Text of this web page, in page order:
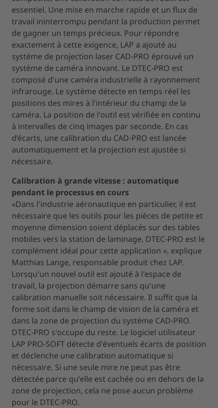
essentiel. Une mise en marche rapide et un flux de
travail ininterrompu pendant la production permet
de gagner un temps précieux. Pour répondre
exactement à cette exigence, LAP a ajouté au
système de projection laser CAD-PRO éprouvé un
système de caméra innovant. Le DTEC-PRO est
composé d'une caméra industrielle à rayonnement
infrarouge. Le système détecte en temps réel les
positions des mires à l'intérieur du champ de la
caméra. La position de l'outil est vérifiée en continu
à intervalles de cinq images par seconde. En cas
d’écarts, une calibration du CAD-PRO est lancée
automatiquement et la projection est ajustée si
nécessaire.
Calibration à grande vitesse : automatique
pendant le processus en cours
«Dans l'industrie aéronautique en particulier, il est
nécessaire que les outils pour les pièces de petite et
moyenne dimension soient déplacés sur des tables
mobiles vers la station de laminage. DTEC-PRO est le
complément idéal pour cette application », explique
Matthias Lange, responsable produit chez LAP.
Lorsqu'un nouvel outil est ajouté à l'espace de
travail, la projection démarre sans qu'une
calibration manuelle soit nécessaire. Il suffit que la
forme soit dans le champ de vision de la caméra et
dans la zone de projection du système CAD-PRO.
DTEC-PRO s'occupe du reste. Le logiciel utilisateur
LAP PRO-SOFT détecte d'éventuels écarts de position
et déclenche une calibration automatique si
nécessaire. Si une seule mire ne peut pas être
détectée parce qu'elle est cachée ou en dehors de la
zone de projection, cela ne pose aucun problème
pour le DTEC-PRO.